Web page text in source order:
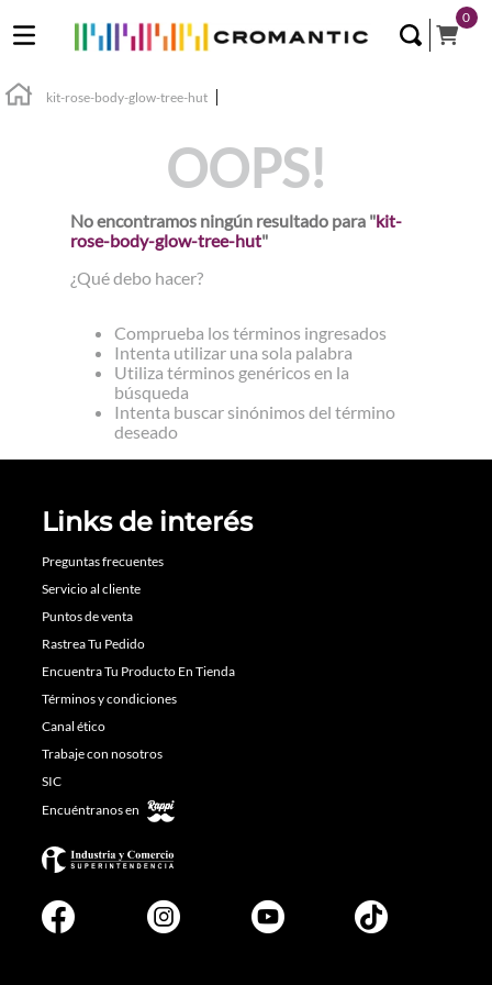
0
kit-rose-body-glow-tree-hut
OOPS!
No encontramos ningún resultado para "kit-
rose-body-glow-tree-hut"
¿Qué debo hacer?
Comprueba los términos ingresados
Intenta utilizar una sola palabra
Utiliza términos genéricos en la
búsqueda
Intenta buscar sinónimos del término
deseado
Links de interés
Preguntas frecuentes
Servicio al cliente
Puntos de venta
Rastrea Tu Pedido
Encuentra Tu Producto En Tienda
Términos y condiciones
Canal ético
Trabaje con nosotros
SIC
Encuéntranos en